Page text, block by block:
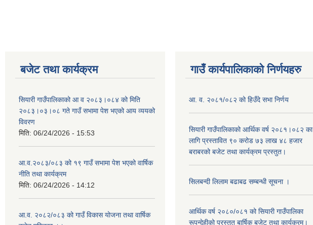
बजेट तथा कार्यक्रम
सियारी गाउँपालिकाको आ व २०८३।०८४ को मिति
२०८३।०३।०८ गते गाउँ सभामा पेश भएको आय व्ययको
विवरण
मिति: 06/24/2026 - 15:53
आ.व.२०८३/०८३ को १९ गाउँ सभामा पेश भएको वार्षिक
नीति तथा कार्यक्रम
मिति: 06/24/2026 - 14:12
आ.व. २०८२/०८३ को गाउँ विकास योजना तथा वार्षिक
गाउँ कार्यपालिकाको निर्णयहरु
आ. व. २०८१/०८२ को हिउँदे सभा निर्णय
सियारी गाउँपालिकाको आर्थिक वर्ष २०८१।०८२ का
लागि प्रस्तावित ९० करोड ७३ लाख ४८ हजार
बराबरको बजेट तथा कार्यक्रम प्रस्तुत।
सिलबन्दी लिलाम बढाबढ सम्बन्धी सूचना ।
आर्थिक वर्ष २०८०/०८१ को सियारी गाउँपालिका
रूपन्देहीको प्रस्तुत बार्षिक बजेट तथा कार्यक्रम।